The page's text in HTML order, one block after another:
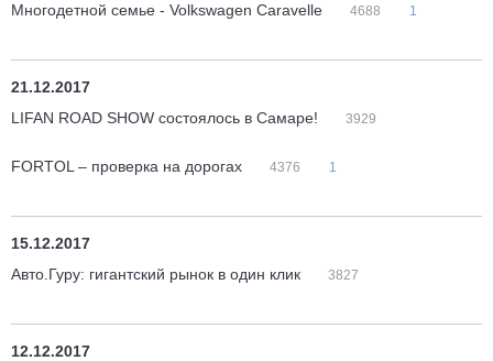
Многодетной семье - Volkswagen Caravelle
4688 1
21.12.2017
LIFAN ROAD SHOW состоялось в Самаре!
3929
FORTOL – проверка на дорогах 4376 1
15.12.2017
Авто.Гуру: гигантский рынок в один клик
3827
12.12.2017